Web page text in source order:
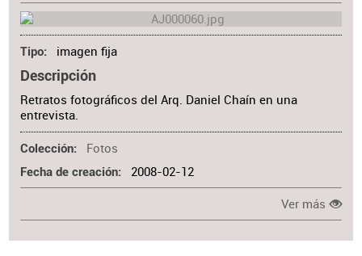
Tipo imagen fija
Descripción
Retratos fotográficos del Arq. Daniel Chaín en una
entrevista.
Colección Fotos
Fecha de creación 2008-02-12
Ver más